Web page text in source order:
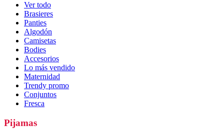
Ver todo
Brasieres
Panties
Algodón
Camisetas
Bodies
Accesorios
Lo más vendido
Maternidad
Trendy promo
Conjuntos
Fresca
Pijamas